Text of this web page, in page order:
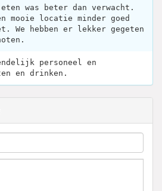
was beter dan verwacht.
mooie locatie minder goed
We hebben er lekker gegeten
personeel en
en drinken.